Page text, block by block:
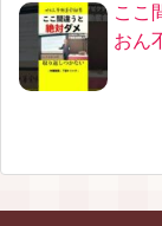
ここ
おん